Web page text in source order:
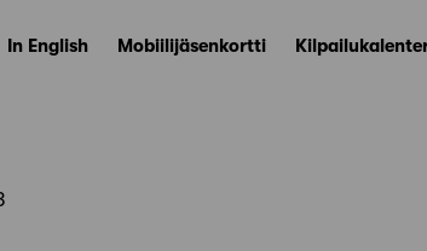
In English Mobiilijäsenkortti